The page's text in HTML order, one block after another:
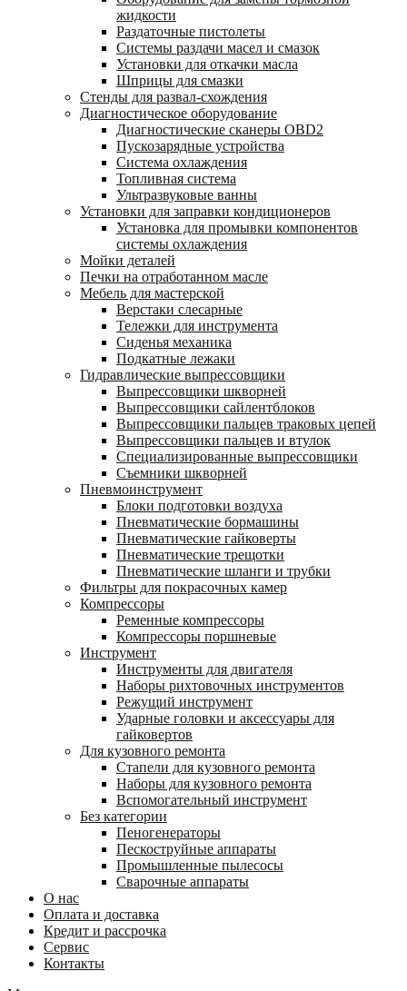
жидкости
Раздаточные пистолеты
Системы раздачи масел и смазок
Установки для откачки масла
Шприцы для смазки
Стенды для развал-схождения
Диагностическое оборудование
Диагностические сканеры OBD2
Пускозарядные устройства
Система охлаждения
Топливная система
Ультразвуковые ванны
Установки для заправки кондиционеров
Установка для промывки компонентов
системы охлаждения
Мойки деталей
Печки на отработанном масле
Мебель для мастерской
Верстаки слесарные
Тележки для инструмента
Сиденья механика
Подкатные лежаки
Гидравлические выпрессовщики
Выпрессовщики шкворней
Выпрессовщики сайлентблоков
Выпрессовщики пальцев траковых цепей
Выпрессовщики пальцев и втулок
Специализированные выпрессовщики
Cъемники шкворней
Пневмоинструмент
Блоки подготовки воздуха
Пневматические бормашины
Пневматические гайковерты
Пневматические трещотки
Пневматические шланги и трубки
Фильтры для покрасочных камер
Компрессоры
Ременные компрессоры
Компрессоры поршневые
Инструмент
Инструменты для двигателя
Наборы рихтовочных инструментов
Режущий инструмент
Ударные головки и аксессуары для
гайковертов
Для кузовного ремонта
Стапели для кузовного ремонта
Наборы для кузовного ремонта
Вспомогательный инструмент
Без категории
Пеногенераторы
Пескоструйные аппараты
Промышленные пылесосы
Сварочные аппараты
О нас
Оплата и доставка
Кредит и рассрочка
Сервис
Контакты